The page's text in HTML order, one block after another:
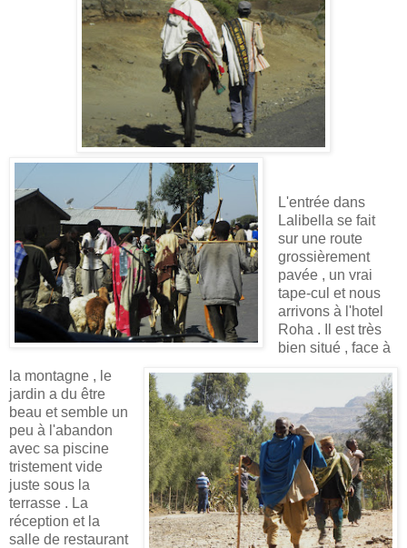
L'entrée dans
Lalibella se fait
sur une route
grossièrement
pavée , un vrai
tape-cul et nous
arrivons à l'hotel
Roha . Il est très
bien situé , face à
la montagne , le
jardin a du être
beau et semble un
peu à l'abandon
avec sa piscine
tristement vide
juste sous la
terrasse . La
réception et la
salle de restaurant